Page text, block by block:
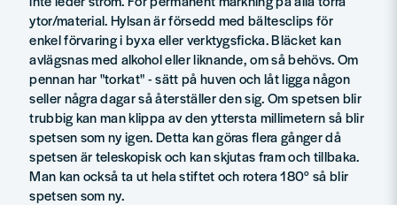
ytor/material. Hylsan är försedd med bältesclips för
enkel förvaring i byxa eller verktygsficka. Bläcket kan
avlägsnas med alkohol eller liknande, om så behövs. Om
pennan har "torkat" - sätt på huven och låt ligga någon
seller några dagar så återställer den sig. Om spetsen blir
trubbig kan man klippa av den yttersta millimetern så blir
spetsen som ny igen. Detta kan göras flera gånger då
spetsen är teleskopisk och kan skjutas fram och tillbaka.
Man kan också ta ut hela stiftet och rotera 180° så blir
spetsen som ny.